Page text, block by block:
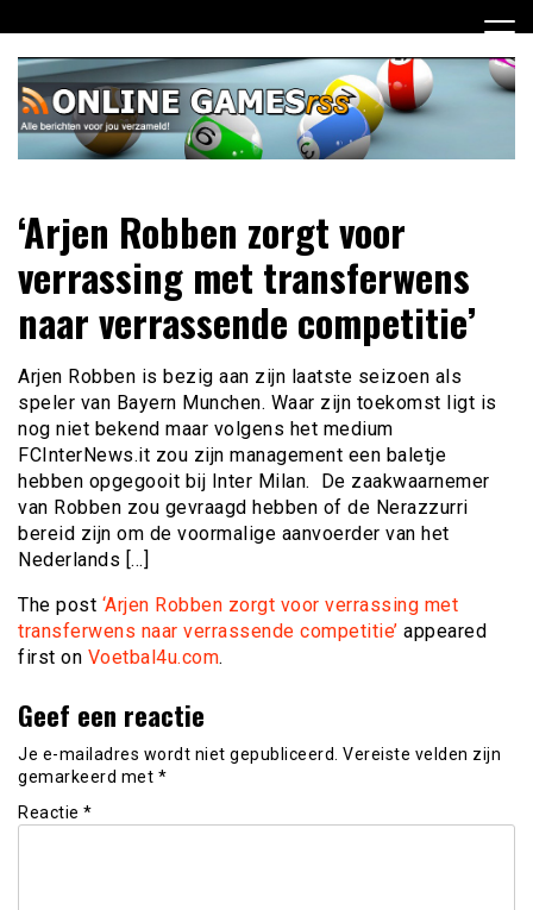
naar
inhoud
Online Games RSS
verzameld
‘Arjen Robben zorgt voor
verrassing met transferwens
naar verrassende competitie’
Arjen Robben is bezig aan zijn laatste seizoen als
speler van Bayern Munchen. Waar zijn toekomst ligt is
nog niet bekend maar volgens het medium
FCInterNews.it zou zijn management een baletje
hebben opgegooit bij Inter Milan. De zaakwaarnemer
van Robben zou gevraagd hebben of de Nerazzurri
bereid zijn om de voormalige aanvoerder van het
Nederlands […]
The post ‘Arjen Robben zorgt voor verrassing met
transferwens naar verrassende competitie’ appeared
first on Voetbal4u.com.
Geef een reactie
Je e-mailadres wordt niet gepubliceerd. Vereiste velden zijn
gemarkeerd met *
Reactie *